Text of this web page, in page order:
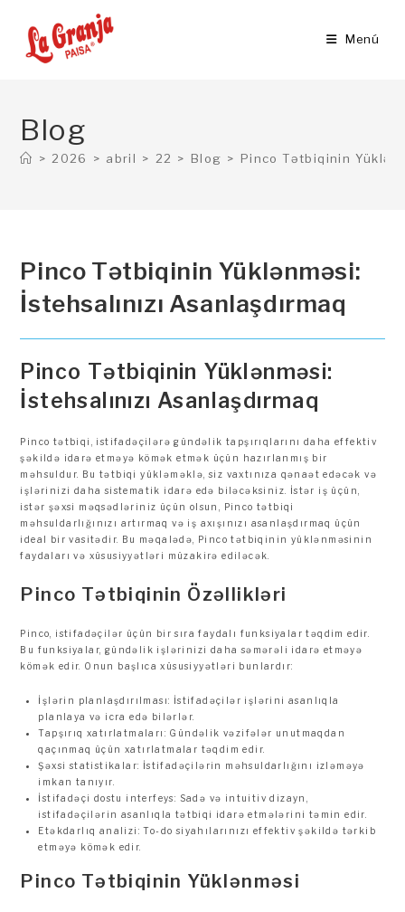
contenido
Menú
Blog
> 2026 > abril > 22 > Blog > Pinco Tətbiqinin
Pinco Tətbiqinin Yüklənməsi:
İstehsalınızı Asanlaşdırmaq
Pinco Tətbiqinin Yüklənməsi:
İstehsalınızı Asanlaşdırmaq
Pinco tətbiqi, istifadəçilərə gündəlik tapşırıqlarını daha effektiv
şəkildə idarə etməyə kömək etmək üçün hazırlanmış bir
məhsuldur. Bu tətbiqi yükləməklə, siz vaxtınıza qənaət edəcək və
işlərinizi daha sistematik idarə edə biləcəksiniz. İstər iş üçün,
istər şəxsi məqsədləriniz üçün olsun, Pinco tətbiqi
məhsuldarlığınızı artırmaq və iş axışınızı asanlaşdırmaq üçün
ideal bir vasitədir. Bu məqalədə, Pinco tətbiqinin yüklənməsinin
faydaları və xüsusiyyətləri müzakirə ediləcək.
Pinco Tətbiqinin Özəllikləri
Pinco, istifadəçilər üçün bir sıra faydalı funksiyalar təqdim edir.
Bu funksiyalar, gündəlik işlərinizi daha səmərəli idarə etməyə
kömək edir. Onun başlıca xüsusiyyətləri bunlardır:
İşlərin planlaşdırılması: İstifadəçilər işlərini asanlıqla
planlaya və icra edə bilərlər.
Tapşırıq xatırlatmaları: Gündəlik vəzifələr unutmaqdan
qaçınmaq üçün xatırlatmalar təqdim edir.
Şəxsi statistikalar: İstifadəçilərin məhsuldarlığını izləməyə
imkan tanıyır.
İstifadəçi dostu interfeys: Sadə və intuitiv dizayn,
istifadəçilərin asanlıqla tətbiqi idarə etmələrini təmin edir.
Etəkdarlıq analizi: To-do siyahılarınızı effektiv şəkildə tərkib
etməyə kömək edir.
Pinco Tətbiqinin Yüklənməsi